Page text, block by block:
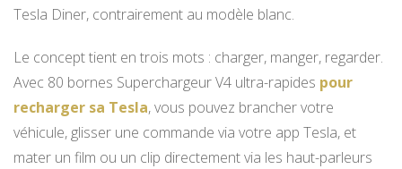
Tesla Diner, contrairement au modèle blanc.
Le concept tient en trois mots : charger, manger, regarder.
Avec 80 bornes Superchargeur V4 ultra-rapides pour
recharger sa Tesla, vous pouvez brancher votre
véhicule, glisser une commande via votre app Tesla, et
mater un film ou un clip directement via les haut-parleurs